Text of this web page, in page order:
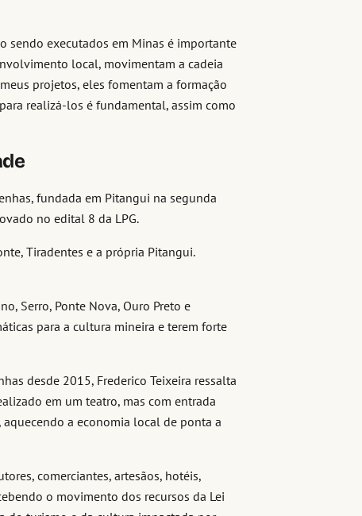
sendo executados em Minas é importante
local, movimentam a cadeia
projetos, eles fomentam a formação
realizá-los é fundamental, assim como
fundada em Pitangui na segunda
no edital 8 da LPG.
Tiradentes e a própria Pitangui.
Serro, Ponte Nova, Ouro Preto e
para a cultura mineira e terem forte
desde 2015, Frederico Teixeira ressalta
em um teatro, mas com entrada
a economia local de ponta a
comerciantes, artesãos, hotéis,
o movimento dos recursos da Lei